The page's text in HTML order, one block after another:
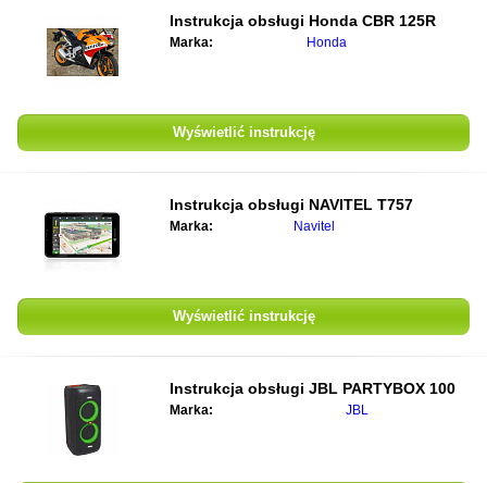
Instrukcja obsługi Honda CBR 125R
Marka: Honda
Wyświetlić instrukcję
Instrukcja obsługi NAVITEL T757
Marka: Navitel
Wyświetlić instrukcję
Instrukcja obsługi JBL PARTYBOX 100
Marka: JBL